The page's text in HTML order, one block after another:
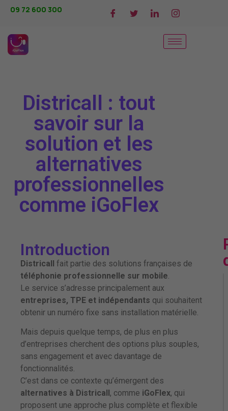
09 72 600 300
Districall : tout
savoir sur la
solution et les
alternatives
professionnelles
comme iGoFlex
Introduction
Districall fait partie des solutions françaises de
téléphonie professionnelle sur mobile
Le service s’adresse principalement aux
entreprises, TPE et indépendants qui souhaitent
obtenir un numéro fixe sans installation matérielle.
Mais depuis quelque temps, de plus en plus
d’entreprises cherchent des options plus souples,
sans engagement et avec davantage de
fonctionnalités.
C’est dans ce contexte qu’émergent des
alternatives à Districall, comme iGoFlex, qui
proposent une approche plus complète et flexible